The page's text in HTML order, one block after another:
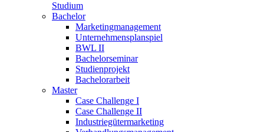
Studium
Bachelor
Marketingmanagement
Unternehmensplanspiel
BWL II
Bachelorseminar
Studienprojekt
Bachelorarbeit
Master
Case Challenge I
Case Challenge II
Industriegütermarketing